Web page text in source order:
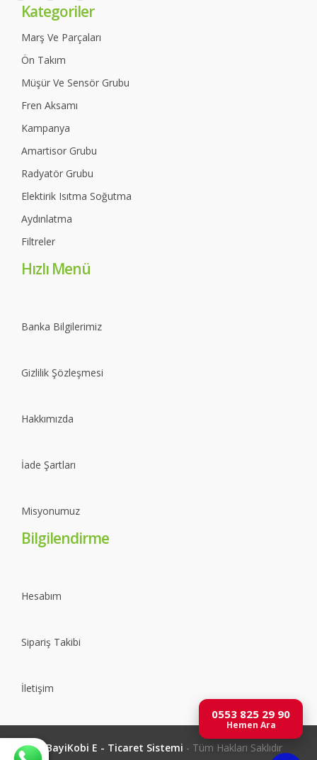
0553 825 29 90
Hemen Ara
Kategoriler
Marş Ve Parçaları
Ön Takım
Müşür Ve Sensör Grubu
Fren Aksamı
Kampanya
Amartisor Grubu
Radyatör Grubu
Elektirik Isıtma Soğutma
Aydınlatma
Filtreler
Hızlı Menü
Banka Bilgilerimiz
Gizlilik Şözleşmesi
Hakkımızda
İade Şartları
Misyonumuz
Bilgilendirme
Hesabım
Sipariş Takibi
İletişim
©BayiKobi E - Ticaret Sistemi - Tüm Hakları Saklıdır